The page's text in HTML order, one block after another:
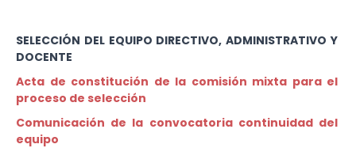
SELECCIÓN DEL EQUIPO DIRECTIVO, ADMINISTRATIVO Y
DOCENTE
Acta de constitución de la comisión mixta para el
proceso de selección
Comunicación de la convocatoria continuidad del
equipo